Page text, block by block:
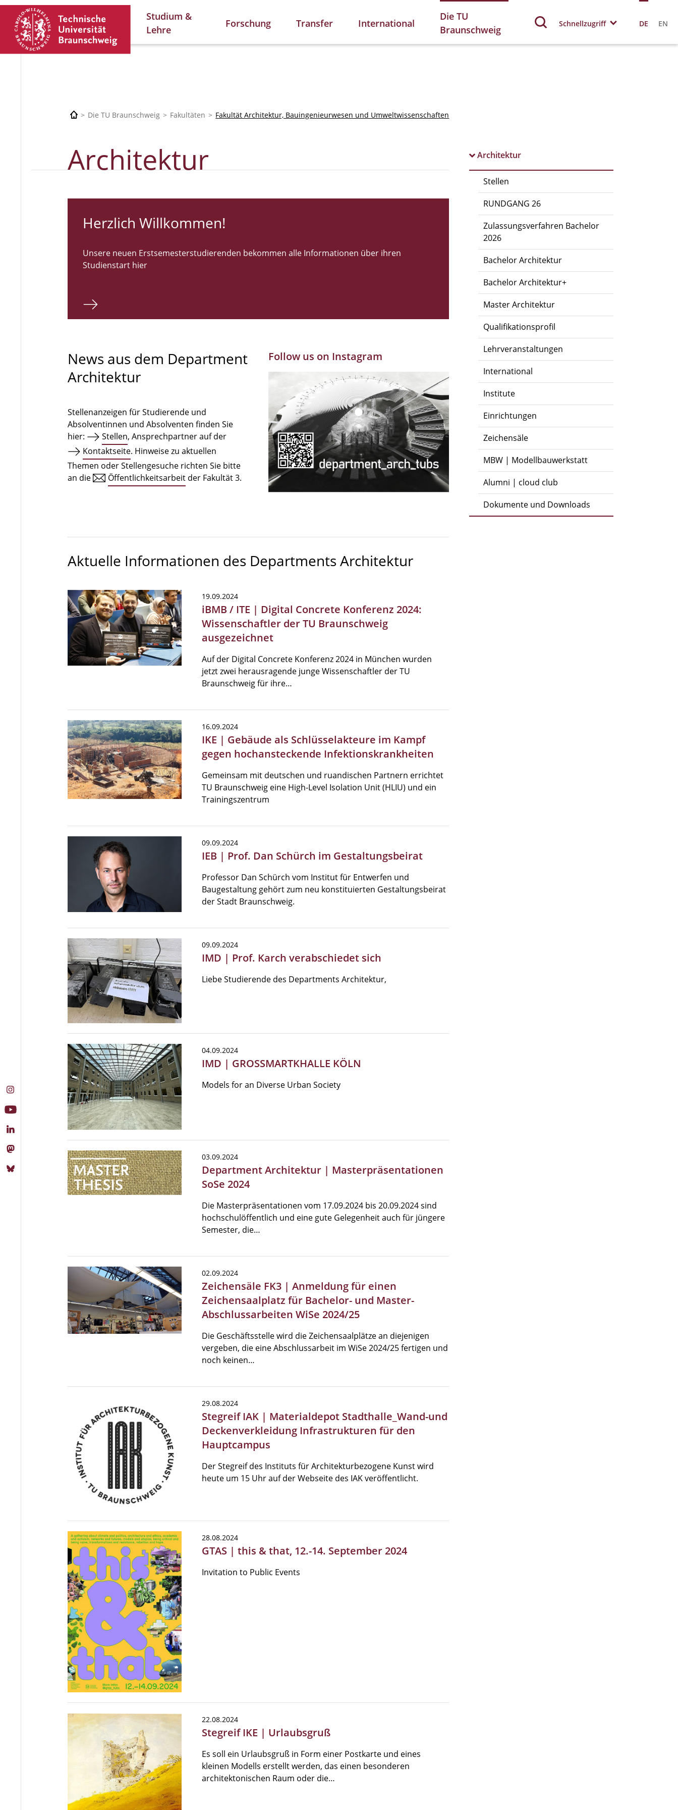
Studium &
Lehre
Forschung Transfer International
Die TU
Braunschweig
Schnellzugriff DE EN
Die TU Braunschweig Fakultäten Fakultät Architektur, Bauingenieurwesen und Umweltwissenschaften
Architektur
Stellen
RUNDGANG 26
Zulassungsverfahren Bachelor
2026
Bachelor Architektur
Bachelor Architektur+
Master Architektur
Qualifikationsprofil
Lehrveranstaltungen
International
Institute
Einrichtungen
Zeichensäle
MBW | Modellbauwerkstatt
Alumni | cloud club
Dokumente und Downloads
Architektur
Herzlich Willkommen!
Unsere neuen Erstsemesterstudierenden bekommen alle Informationen über ihren
Studienstart hier
News aus dem Department
Architektur
Stellenanzeigen für Studierende und
Absolventinnen und Absolventen finden Sie
hier:
Stellen, Ansprechpartner auf der
Kontaktseite. Hinweise zu aktuellen
Themen oder Stellengesuche richten Sie bitte
an die
Öffentlichkeitsarbeit der Fakultät 3.
Follow us on Instagram
Aktuelle Informationen des Departments Architektur
19.09.2024
iBMB / ITE | Digital Concrete Konferenz 2024:
Wissenschaftler der TU Braunschweig
ausgezeichnet
Auf der Digital Concrete Konferenz 2024 in München wurden
jetzt zwei herausragende junge Wissenschaftler der TU
Braunschweig für ihre…
16.09.2024
IKE | Gebäude als Schlüsselakteure im Kampf
gegen hochansteckende Infektionskrankheiten
Gemeinsam mit deutschen und ruandischen Partnern errichtet
TU Braunschweig eine High-Level Isolation Unit (HLIU) und ein
Trainingszentrum
09.09.2024
IEB | Prof. Dan Schürch im Gestaltungsbeirat
Professor Dan Schürch vom Institut für Entwerfen und
Baugestaltung gehört zum neu konstituierten Gestaltungsbeirat
der Stadt Braunschweig.
09.09.2024
IMD | Prof. Karch verabschiedet sich
Liebe Studierende des Departments Architektur,
04.09.2024
IMD | GROSSMARTKHALLE KÖLN
Models for an Diverse Urban Society
03.09.2024
Department Architektur | Masterpräsentationen
SoSe 2024
Die Masterpräsentationen vom 17.09.2024 bis 20.09.2024 sind
hochschulöffentlich und eine gute Gelegenheit auch für jüngere
Semester, die…
02.09.2024
Zeichensäle FK3 | Anmeldung für einen
Zeichensaalplatz für Bachelor- und Master-
Abschlussarbeiten WiSe 2024/25
Die Geschäftsstelle wird die Zeichensaalplätze an diejenigen
vergeben, die eine Abschlussarbeit im WiSe 2024/25 fertigen und
noch keinen…
29.08.2024
Stegreif IAK | Materialdepot Stadthalle_Wand-und
Deckenverkleidung Infrastrukturen für den
Hauptcampus
Der Stegreif des Instituts für Architekturbezogene Kunst wird
heute um 15 Uhr auf der Webseite des IAK veröffentlicht.
28.08.2024
GTAS | this & that, 12.-14. September 2024
Invitation to Public Events
22.08.2024
Stegreif IKE | Urlaubsgruß
Es soll ein Urlaubsgruß in Form einer Postkarte und eines
kleinen Modells erstellt werden, das einen besonderen
architektonischen Raum oder die…